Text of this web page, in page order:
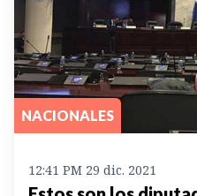
NACIONALES
12:41 PM 29 dic. 2021